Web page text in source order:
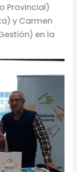
Provincial)
y Carmen
en la